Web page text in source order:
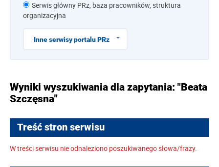
Serwis główny PRz, baza pracowników, struktura
organizacyjna
Inne serwisy portalu PRz
Wyniki wyszukiwania dla zapytania: "Beata
Szczęsna"
Treść stron serwisu
W treści serwisu nie odnaleziono poszukiwanego słowa/frazy.